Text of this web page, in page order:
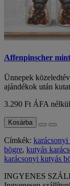
Affenpinscher
Ünnepek
ajándékok után
3.290 FtÁFA
Kosárba
Címkék: karácsonyi
bögre, kutyás
karácsonyi kutyás
INGYENES